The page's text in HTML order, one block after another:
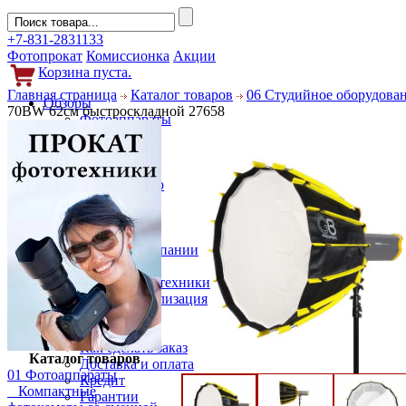
+7-831-2831133
Фотопрокат Комиссионка Акции
Корзина пуста.
Обзоры
Фотоаппараты
Объективы
Фильтры
Новости
Фото и видео
Гаджеты
Аксессуары
Слухи
Новости компании
Услуги
Прокат фототехники
Выкуп и реализация
Покупателям
Акции
Как сделать заказ
Доставка и оплата
Кредит
Гарантии
Главная страница Каталог товаров 06 Студийное
70BW 62см быстроскладной 27658
Каталог товаров
01 Фотоаппараты
Компактные